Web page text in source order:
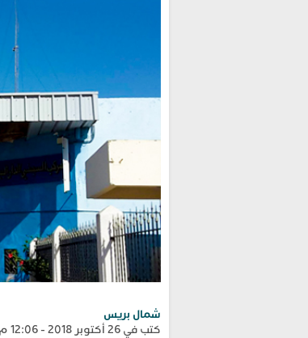
شمال بريس
كتب في 26 أكتوبر 2018 - 12:06 م